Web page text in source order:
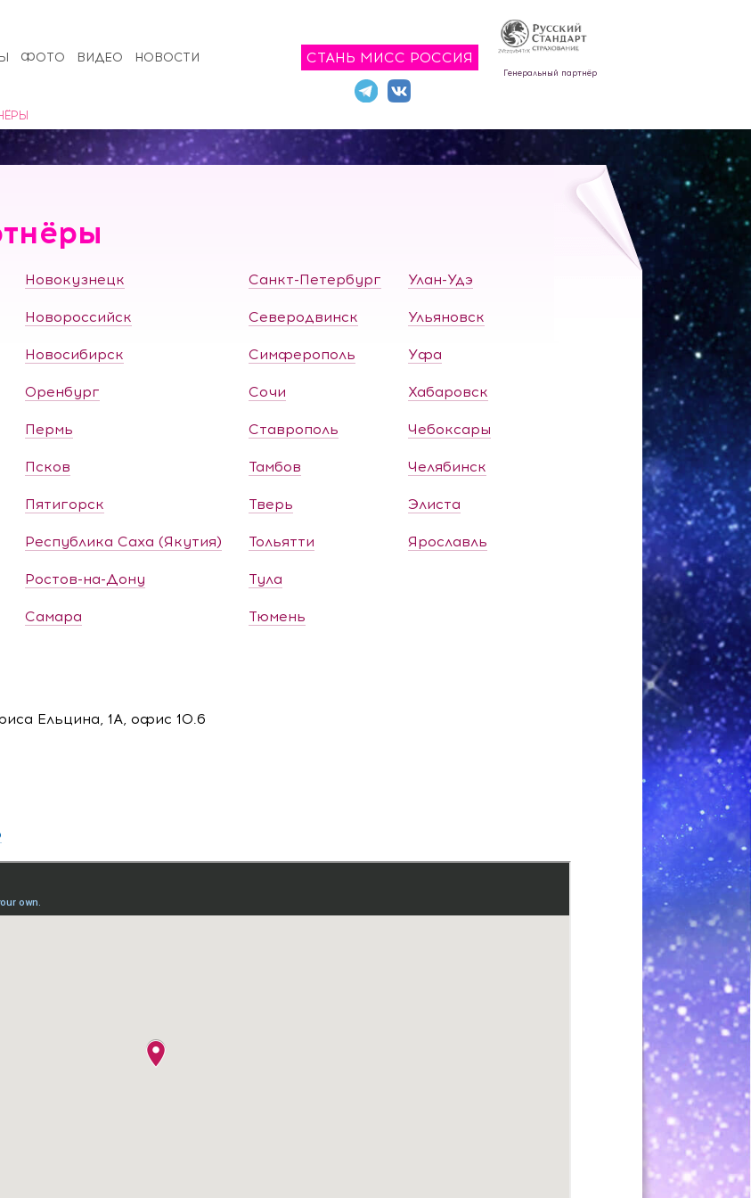
ФОТО ВИДЕО
НОВОСТИ
СТАНЬ МИСС РОССИЯ
Генеральный партнёр
Новокузнецк
Новороссийск
Новосибирск
Оренбург
Пермь
Псков
Пятигорск
Республика Саха (Якутия)
Ростов-на-Дону
Самара
Санкт-Петербург
Северодвинск
Симферополь
Сочи
Ставрополь
Тамбов
Тверь
Тольятти
Тула
Тюмень
Улан-Удэ
Ульяновск
Уфа
Хабаровск
Чебоксары
Челябинск
Элиста
Ярославль
Ельцина, 1А, офис 10.6